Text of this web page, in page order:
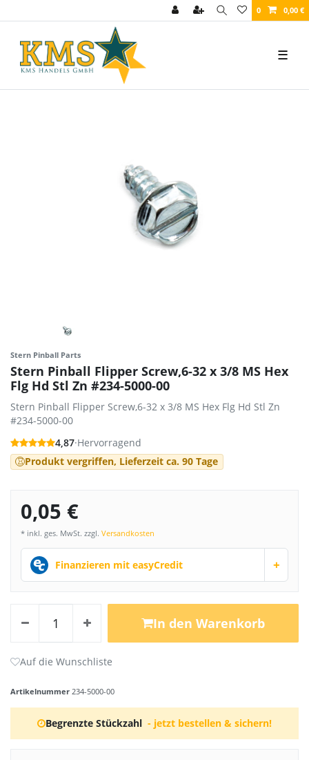
0 0,00 €
☰
Stern Pinball Parts
Stern Pinball Flipper Screw,6-32 x 3/8 MS Hex
Flg Hd Stl Zn #234-5000-00
Stern Pinball Flipper Screw,6-32 x 3/8 MS Hex Flg Hd Stl Zn
#234-5000-00
4,87·Hervorragend
Produkt vergriffen, Lieferzeit ca. 90 Tage
0,05 €
* inkl. ges. MwSt. zzgl. Versandkosten
Finanzieren mit easyCredit +
In den Warenkorb
Artikelnummer 234-5000-00
Begrenzte Stückzahl - jetzt bestellen & sichern!